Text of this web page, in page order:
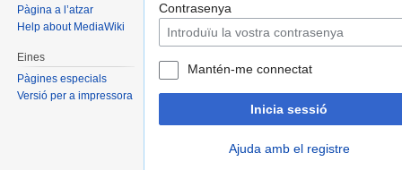
Contrasenya
Mantén-me connectat
Inicia sessió
Ajuda amb el registre
Pàgina a l’atzar
Help about MediaWiki
Eines
Pàgines especials
Versió per a impressora